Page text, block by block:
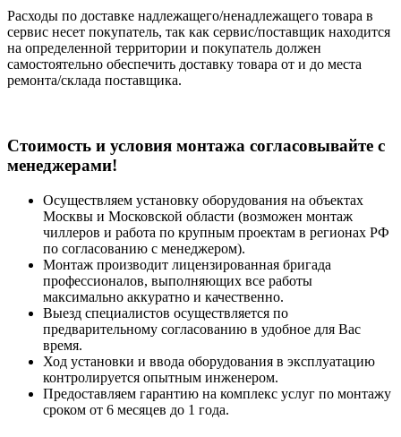
Расходы по доставке надлежащего/ненадлежащего товара в
сервис несет покупатель, так как сервис/поставщик находится
на определенной территории и покупатель должен
самостоятельно обеспечить доставку товара от и до места
ремонта/склада поставщика.
Cтоимость и условия монтажа согласовывайте с
менеджерами!
Осуществляем установку оборудования на объектах
Москвы и Московской области (возможен монтаж
чиллеров и работа по крупным проектам в регионах РФ
по согласованию с менеджером).
Монтаж производит лицензированная бригада
профессионалов, выполняющих все работы
максимально аккуратно и качественно.
Выезд специалистов осуществляется по
предварительному согласованию в удобное для Вас
время.
Ход установки и ввода оборудования в эксплуатацию
контролируется опытным инженером.
Предоставляем гарантию на комплекс услуг по монтажу
сроком от 6 месяцев до 1 года.